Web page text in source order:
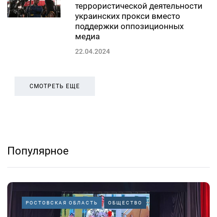
террористической деятельности
украинских прокси вместо
поддержки оппозиционных
медиа
22.04.2024
СМОТРЕТЬ ЕЩЕ
Популярное
РОСТОВСКАЯ ОБЛАСТЬ ОБЩЕСТВО